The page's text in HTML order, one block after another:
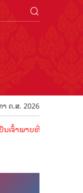
ຄ.ສ. 2026
ດີ ຕ້ອນຮັບນັກທ່ອງທ່ຽວ